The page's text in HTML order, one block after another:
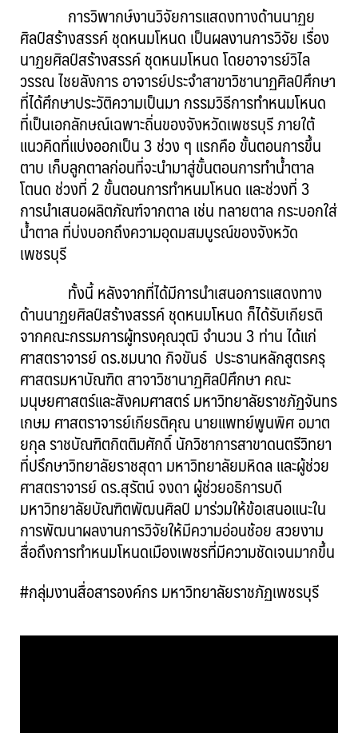
การวิพากษ์งานวิจัยการแสดงทางด้านนาฏย
ศิลป์สร้างสรรค์ ชุดหนมโหนด เป็นผลงานการวิจัย เรื่อง
นาฏยศิลป์สร้างสรรค์ ชุดหนมโหนด โดยอาจารย์วิไล
วรรณ ไชยลังการ อาจารย์ประจำสาขาวิชานาฏศิลป์ศึกษา
ที่ได้ศึกษาประวัติความเป็นมา กรรมวิธีการทำหนมโหนด
ที่เป็นเอกลักษณ์เฉพาะถิ่นของจังหวัดเพชรบุรี ภายใต้
แนวคิดที่แบ่งออกเป็น 3 ช่วง ๆ แรกคือ ขั้นตอนการขึ้น
ตาบ เก็บลูกตาลก่อนที่จะนำมาสู่ขั้นตอนการทำน้ำตาล
โตนด ช่วงที่ 2 ขั้นตอนการทำหนมโหนด และช่วงที่ 3
การนำเสนอผลิตภัณฑ์จากตาล เช่น ทลายตาล กระบอกใส่
น้ำตาล ที่บ่งบอกถึงความอุดมสมบูรณ์ของจังหวัด
เพชรบุรี
ทั้งนี้ หลังจากที่ได้มีการนำเสนอการแสดงทาง
ด้านนาฏยศิลป์สร้างสรรค์ ชุดหนมโหนด ก็ได้รับเกียรติ
จากคณะกรรมการผู้ทรงคุณวุฒิ จำนวน 3 ท่าน ได้แก่
ศาสตราจารย์ ดร.ชมนาด กิจขันธ์ ประธานหลักสูตรครุ
ศาสตรมหาบัณฑิต สาจาวิชานาฏศิลป์ศึกษา คณะ
มนุษยศาสตร์และสังคมศาสตร์ มหาวิทยาลัยราชภัฏจันทร
เกษม ศาสตราจารย์เกียรติคุณ นายแพทย์พูนพิศ อมาต
ยกุล ราชบัณฑิตกิตติมศักดิ์ นักวิชาการสาขาดนตรีวิทยา
ที่ปรึกษาวิทยาลัยราชสุดา มหาวิทยาลัยมหิดล และผู้ช่วย
ศาสตราจารย์ ดร.สุรัตน์ จงดา ผู้ช่วยอธิการบดี
มหาวิทยาลัยบัณฑิตพัฒนศิลป์ มาร่วมให้ข้อเสนอแนะใน
การพัฒนาผลงานการวิจัยให้มีความอ่อนช้อย สวยงาม
สื่อถึงการทำหนมโหนดเมืองเพชรที่มีความชัดเจนมากขึ้น
#กลุ่มงานสื่อสารองค์กร มหาวิทยาลัยราชภัฏเพชรบุรี